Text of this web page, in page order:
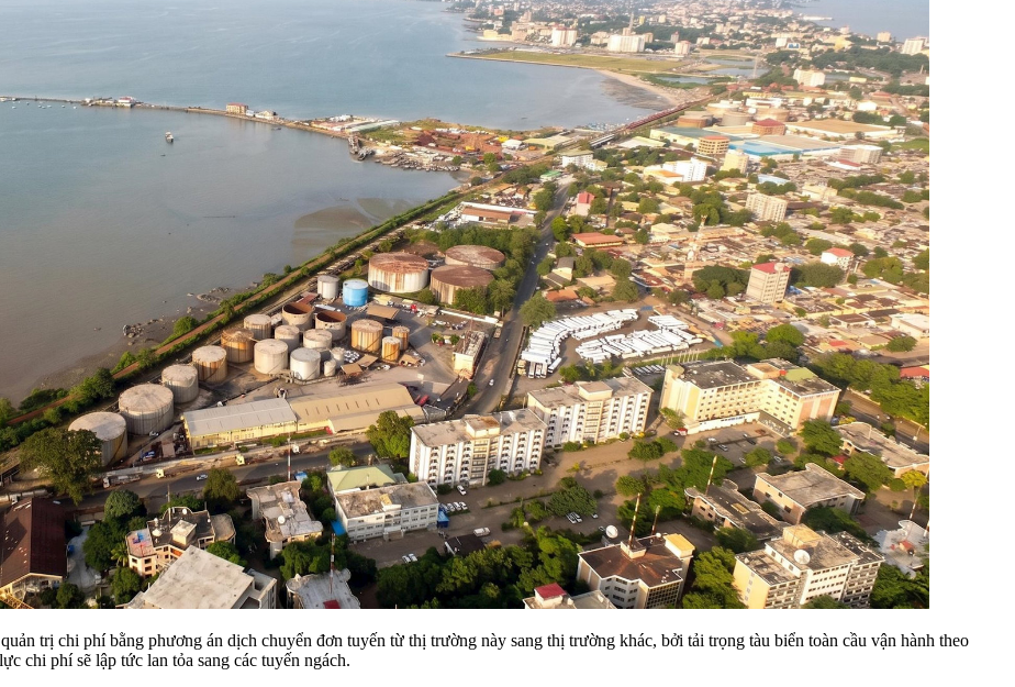
trị chi phí bằng phương án dịch chuyển đơn tuyến từ thị trường này sang thị trường khác, bởi tải trọng tàu biển toàn cầu vận hành theo
chi phí sẽ lập tức lan tỏa sang các tuyến ngách.